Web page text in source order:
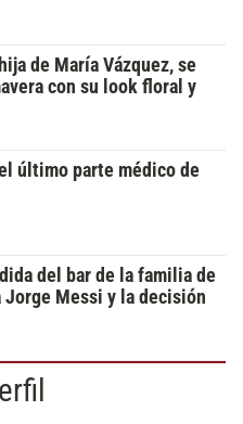
de María Vázquez, se
con su look floral y
último parte médico de
del bar de la familia de
Messi y la decisión